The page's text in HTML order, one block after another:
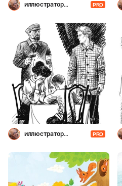
иллюстратор
PRO
иллюстратор
PRO